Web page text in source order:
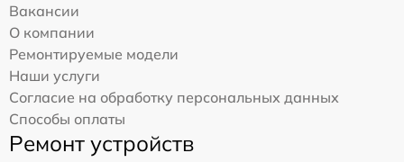
Вакансии
О компании
Ремонтируемые модели
Наши услуги
Согласие на обработку персональных данных
Способы оплаты
Ремонт устройств